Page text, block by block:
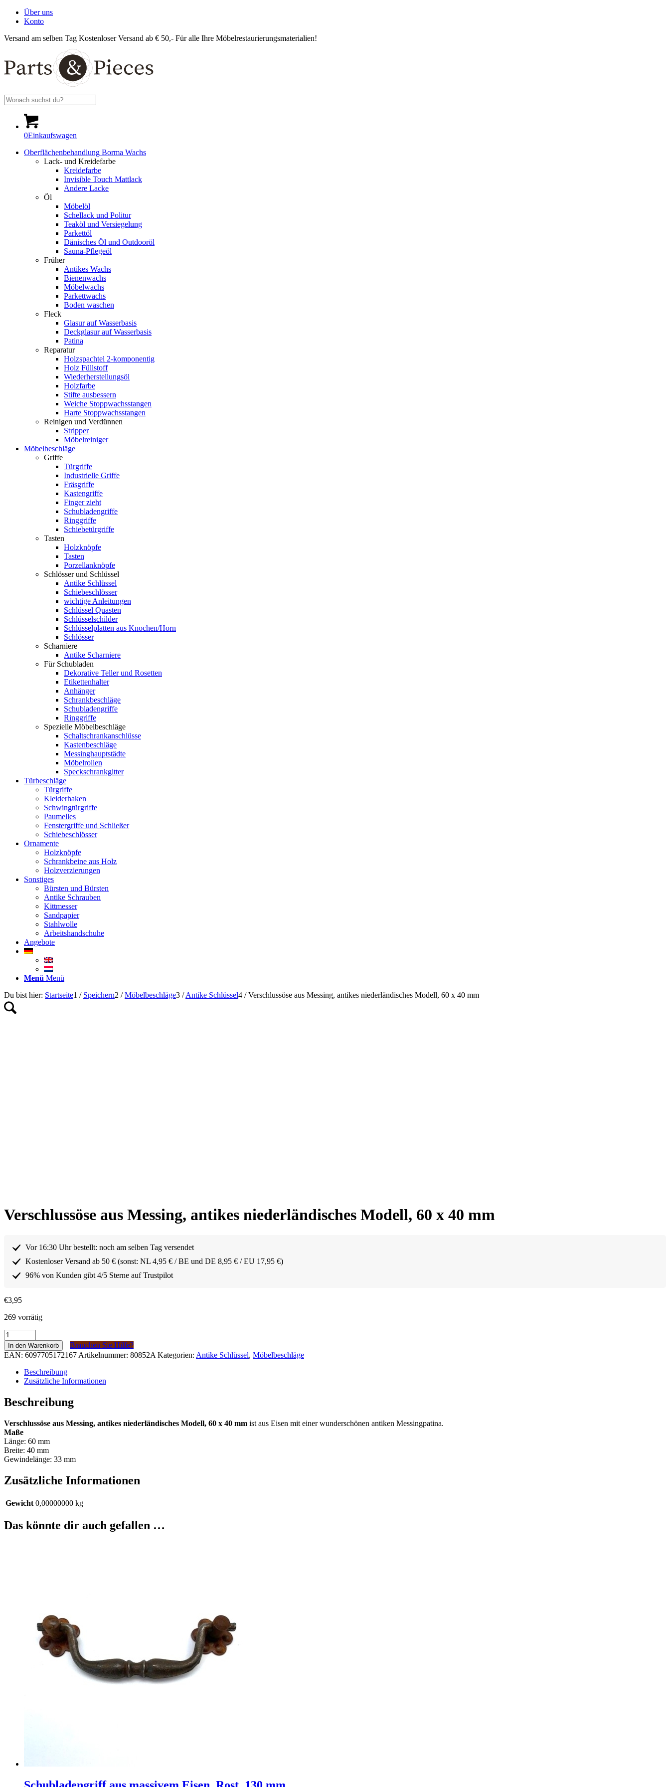
Über uns
Konto
Versand am selben Tag Kostenloser Versand ab € 50,- Für alle Ihre Möbelrestaurierungsmaterialien!
0Einkaufswagen
Oberflächenbehandlung Borma Wachs
Lack- und Kreidefarbe
Kreidefarbe
Invisible Touch Mattlack
Andere Lacke
Öl
Möbelöl
Schellack und Politur
Teaköl und Versiegelung
Parkettöl
Dänisches Öl und Outdooröl
Sauna-Pflegeöl
Früher
Antikes Wachs
Bienenwachs
Möbelwachs
Parkettwachs
Boden waschen
Fleck
Glasur auf Wasserbasis
Deckglasur auf Wasserbasis
Patina
Reparatur
Holzspachtel 2-komponentig
Holz Füllstoff
Wiederherstellungsöl
Holzfarbe
Stifte ausbessern
Weiche Stoppwachsstangen
Harte Stoppwachsstangen
Reinigen und Verdünnen
Stripper
Möbelreiniger
Möbelbeschläge
Griffe
Türgriffe
Industrielle Griffe
Fräsgriffe
Kastengriffe
Finger zieht
Schubladengriffe
Ringgriffe
Schiebetürgriffe
Tasten
Holzknöpfe
Tasten
Porzellanknöpfe
Schlösser und Schlüssel
Antike Schlüssel
Schiebeschlösser
wichtige Anleitungen
Schlüssel Quasten
Schlüsselschilder
Schlüsselplatten aus Knochen/Horn
Schlösser
Scharniere
Antike Scharniere
Für Schubladen
Dekorative Teller und Rosetten
Etikettenhalter
Anhänger
Schrankbeschläge
Schubladengriffe
Ringgriffe
Spezielle Möbelbeschläge
Schaltschrankanschlüsse
Kastenbeschläge
Messinghauptstädte
Möbelrollen
Speckschrankgitter
Türbeschläge
Türgriffe
Kleiderhaken
Schwingtürgriffe
Paumelles
Fenstergriffe und Schließer
Schiebeschlösser
Ornamente
Holzknöpfe
Schrankbeine aus Holz
Holzverzierungen
Sonstiges
Bürsten und Bürsten
Antike Schrauben
Kittmesser
Sandpapier
Stahlwolle
Arbeitshandschuhe
Angebote
Menü Menü
Du bist hier: Startseite1 / Speichern2 / Möbelbeschläge3 / Antike Schlüssel4 / Verschlussöse aus Messing, antikes niederländisches Modell, 60 x 40 mm
Verschlussöse aus Messing, antikes niederländisches Modell, 60 x 40 mm
Vor 16:30 Uhr bestellt: noch am selben Tag versendet
Kostenloser Versand ab 50 € (sonst: NL 4,95 € / BE und DE 8,95 € / EU 17,95 €)
96% von Kunden gibt 4/5 Sterne auf Trustpilot
€3,95
269 vorrätig
Slotoog
Messing
antiek
Hollands
model
60x40mm
Menge
In den Warenkorb
Brauchen Sie Hilfe?
EAN: 6097705172167 Artikelnummer: 80852A Kategorien: Antike Schlüssel, Möbelbeschläge
Beschreibung
Zusätzliche Informationen
Beschreibung
Verschlussöse aus Messing, antikes niederländisches Modell, 60 x 40 mm ist aus Eisen mit einer wunderschönen antiken Messingpatina.
Maße
Länge: 60 mm
Breite: 40 mm
Gewindelänge: 33 mm
Zusätzliche Informationen
Gewicht 0,00000000 kg
Das könnte dir auch gefallen …